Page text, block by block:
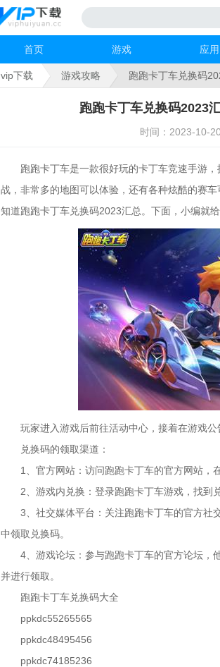
首页 游戏 应用
vip下载 游戏攻略 跑跑卡丁车兑换码
跑跑卡丁车兑换码2023
时间：2023-10-20
跑跑卡丁车是一款很好玩的卡丁车竞速手游，
战，非常多的地图可以体验，还有各种炫酷的赛
知道跑跑卡丁车兑换码2023汇总。下面，小编就
玩家进入游戏后前往活动中心，接着在游戏公
兑换码的领取渠道：
1、官方网站：访问跑跑卡丁车的官方网站，在
2、游戏内兑换：登录跑跑卡丁车游戏，找到兑
3、社交媒体平台：关注跑跑卡丁车的官方社
中领取兑换码。
4、游戏论坛：参与跑跑卡丁车的官方论坛，
并进行领取。
跑跑卡丁车兑换码大全
ppkdc55265565
ppkdc48495456
ppkdc74185236